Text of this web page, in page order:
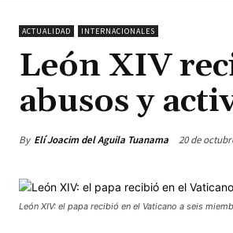
ACTUALIDAD INTERNACIONALES
León XIV
abusos y
By Elí Joacim del Aguila Tuanama 20 de
León XIV: el papa recibió en el Vaticano a seis